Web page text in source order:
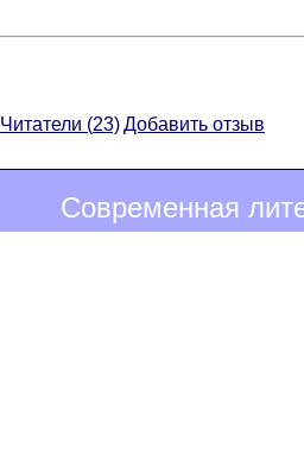
Читатели (23)Добавить отзыв
Современная